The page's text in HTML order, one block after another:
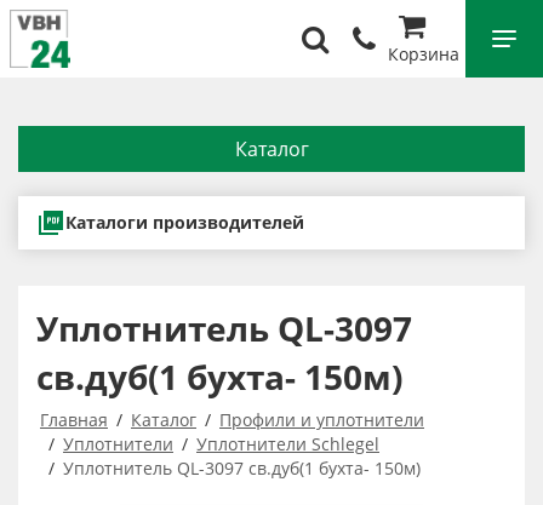
Корзина
Каталог
Каталоги производителей
Уплотнитель QL-3097
св.дуб(1 бухта- 150м)
Главная Каталог
Профили и уплотнители
Уплотнители
Уплотнители Schlegel
Уплотнитель QL-3097 св.дуб(1 бухта- 150м)